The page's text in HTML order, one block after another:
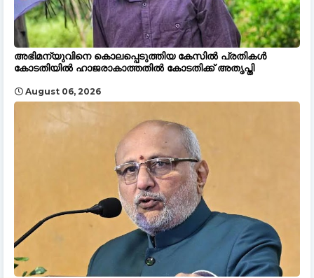
അഭിമന്യുവിനെ കൊലപ്പെടുത്തിയ കേസിൽ പ്രതികൾ
കോടതിയിൽ ഹാജരാകാത്തതിൽ കോടതിക്ക് അതൃപ്തി
August 06, 2026